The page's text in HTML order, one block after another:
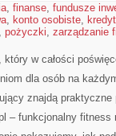
, finanse, fundusze
, konto osobiste,
pożyczki, zarządzanie
w całości
dla osób na
znajdą praktyczne
– funkcjonalny